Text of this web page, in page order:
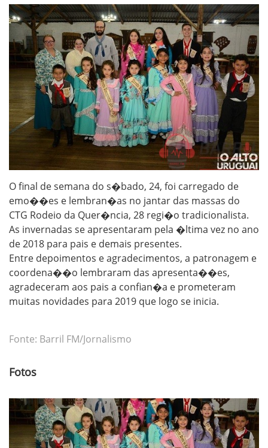
O final de semana do s�bado, 24, foi carregado de
emo��es e lembran�as no jantar das massas do
CTG Rodeio da Quer�ncia, 28 regi�o tradicionalista.
As invernadas se apresentaram pela �ltima vez no ano
de 2018 para pais e demais presentes.
Entre depoimentos e agradecimentos, a patronagem e
coordena��o lembraram das apresenta��es,
agradeceram aos pais a confian�a e prometeram
muitas novidades para 2019 que logo se inicia.
Fonte: Barril FM/Jornalismo
Fotos